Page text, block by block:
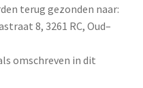
terug gezonden naar:
8, 3261 RC, Oud–
omschreven in dit